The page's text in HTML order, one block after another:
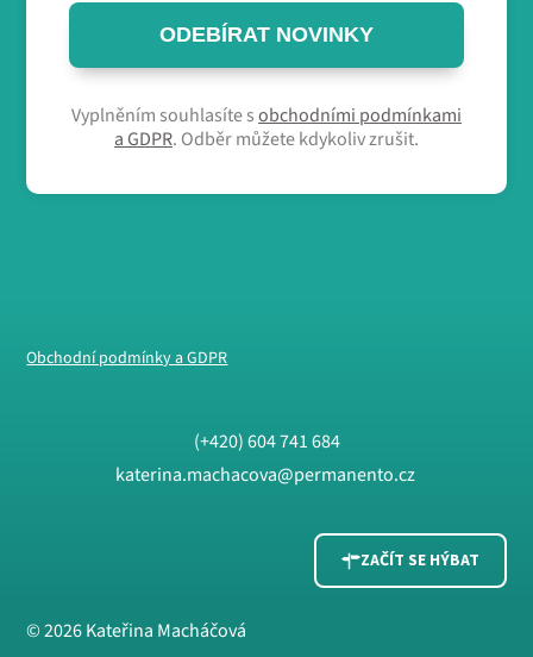
ODEBÍRAT NOVINKY
Vyplněním souhlasíte sobchodními podmínkami
a GDPR. Odběr můžete kdykoliv zrušit.
Obchodní podmínky a GDPR
(+420) 604 741 684
katerina.machacova@permanento.cz
ZAČÍT SE HÝBAT
© 2026 Kateřina Macháčová